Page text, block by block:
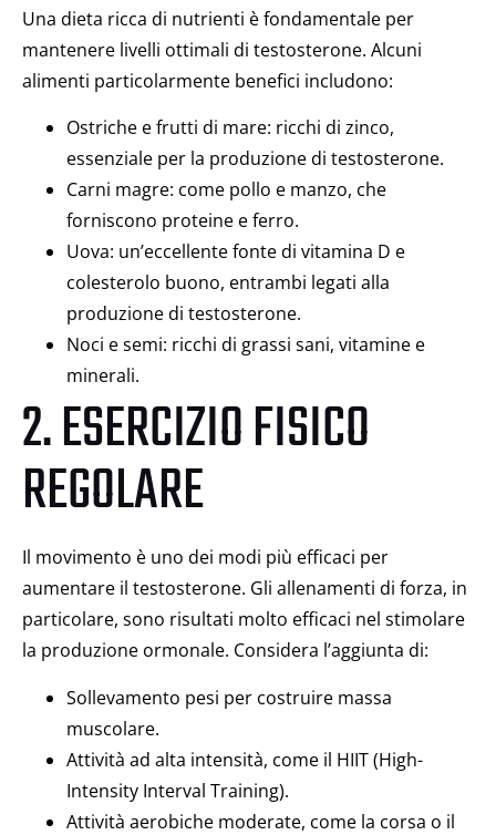
Una dieta ricca di nutrienti è fondamentale per
mantenere livelli ottimali di testosterone. Alcuni
alimenti particolarmente benefici includono:
Ostriche e frutti di mare: ricchi di zinco,
essenziale per la produzione di testosterone.
Carni magre: come pollo e manzo, che
forniscono proteine e ferro.
Uova: un’eccellente fonte di vitamina D e
colesterolo buono, entrambi legati alla
produzione di testosterone.
Noci e semi: ricchi di grassi sani, vitamine e
minerali.
2. ESERCIZIO FISICO
REGOLARE
Il movimento è uno dei modi più efficaci per
aumentare il testosterone. Gli allenamenti di forza, in
particolare, sono risultati molto efficaci nel stimolare
la produzione ormonale. Considera l’aggiunta di:
Sollevamento pesi per costruire massa
muscolare.
Attività ad alta intensità, come il HIIT (High-
Intensity Interval Training).
Attività aerobiche moderate, come la corsa o il